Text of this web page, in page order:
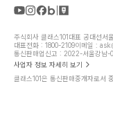
주식회사 클래스101대표 공대선서
대표전화 : 1800-2109이메일 :
통신판매업신고 : 2022-서울강남-
사업자 정보 자세히 보기
클래스101은 통신판매중개자로서